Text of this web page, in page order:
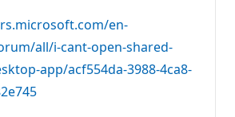
en-
all/i-cant-open-shared-
app/acf554da-3988-4ca8-